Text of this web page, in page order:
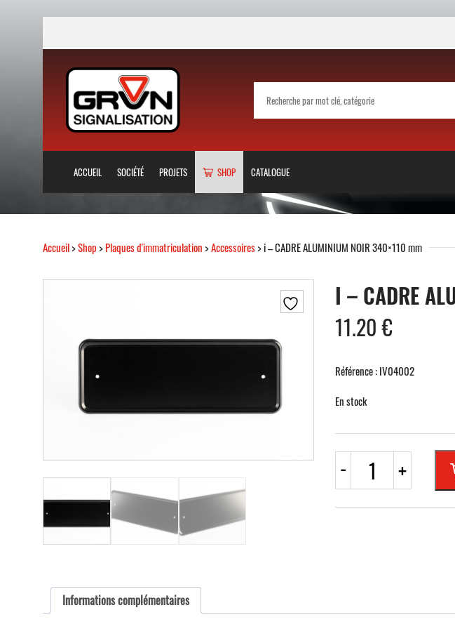
ACCUEIL SOCIÉTÉ PROJETS SHOP CATALOGUE
Accueil>Shop>Plaques d'immatriculation>Accessoires> i – CADRE ALUMINIUM NOIR 340×110 mm
I – CADRE
11.20€
Référence : IV04002
En stock
- quantité
i
+
Informations complémentaires